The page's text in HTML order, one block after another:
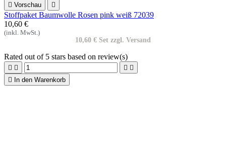
 Vorschau 
Stoffpaket Baumwolle Rosen pink weiß 72039
10,60 €
(inkl. MwSt.)
10,60 € Set zzgl. Versand
Rated out of 5 stars based on review(s)
   

In den Warenkorb